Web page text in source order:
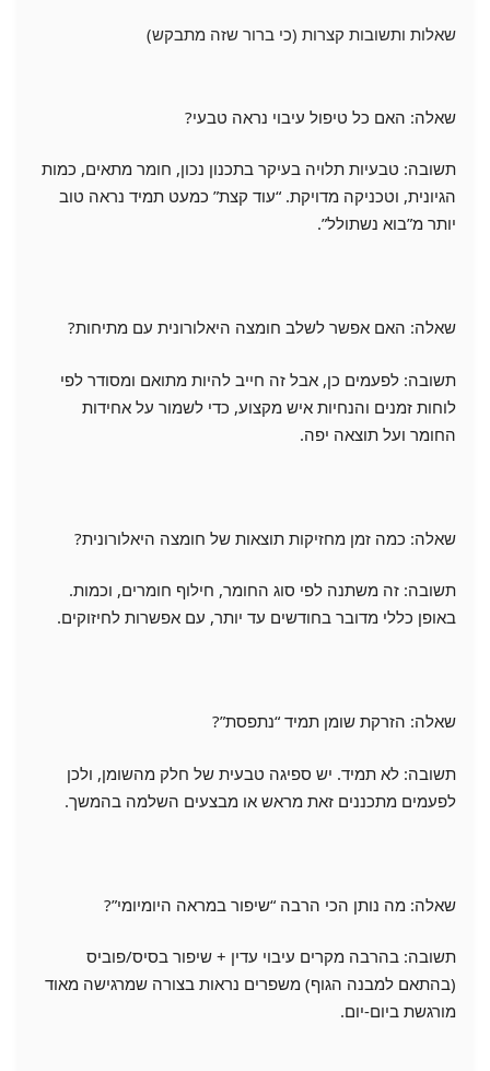
שאלות ותשובות קצרות (כי ברור שזה מתבקש)
שאלה: האם כל טיפול עיבוי נראה טבעי?
תשובה: טבעיות תלויה בעיקר בתכנון נכון, חומר מתאים, כמות
הגיונית, וטכניקה מדויקת. “עוד קצת” כמעט תמיד נראה טוב
יותר מ”בוא נשתולל”.
שאלה: האם אפשר לשלב חומצה היאלורונית עם מתיחות?
תשובה: לפעמים כן, אבל זה חייב להיות מתואם ומסודר לפי
לוחות זמנים והנחיות איש מקצוע, כדי לשמור על אחידות
החומר ועל תוצאה יפה.
שאלה: כמה זמן מחזיקות תוצאות של חומצה היאלורונית?
תשובה: זה משתנה לפי סוג החומר, חילוף חומרים, וכמות.
באופן כללי מדובר בחודשים עד יותר, עם אפשרות לחיזוקים.
שאלה: הזרקת שומן תמיד “נתפסת”?
תשובה: לא תמיד. יש ספיגה טבעית של חלק מהשומן, ולכן
לפעמים מתכננים זאת מראש או מבצעים השלמה בהמשך.
שאלה: מה נותן הכי הרבה “שיפור במראה היומיומי”?
תשובה: בהרבה מקרים עיבוי עדין + שיפור בסיס/פוביס
(בהתאם למבנה הגוף) משפרים נראות בצורה שמרגישה מאוד
מורגשת ביום-יום.